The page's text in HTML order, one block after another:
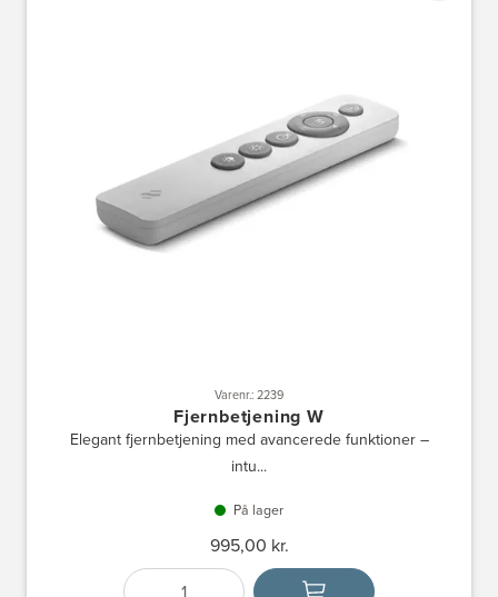
Varenr.: 2239
Fjernbetjening W
Elegant fjernbetjening med avancerede funktioner –
intu...
På lager
995,00 kr.